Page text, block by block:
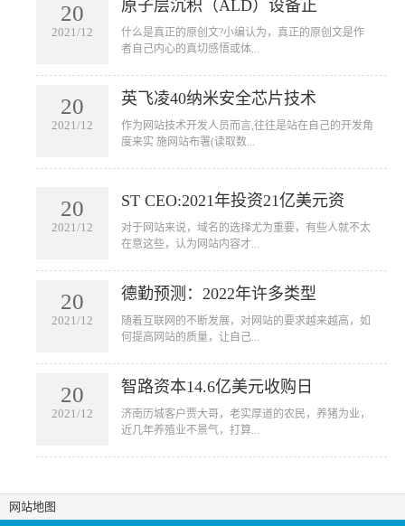
20
2021/12
原子层沉积（ALD）设备正
​什么是真正的原创文?小编认为，真正的原创文是作
者自己内心的真切感悟或体...
20
2021/12
英飞凌40纳米安全芯片技术
​作为网站技术开发人员而言,往往是站在自己的开发角
度来实 施网站布署(读取数...
20
2021/12
ST CEO:2021年投资21亿美元资
​对于网站来说，域名的选择尤为重要，有些人就不太
在意这些，认为网站内容才...
20
2021/12
德勤预测：2022年许多类型
​随着互联网的不断发展，对网站的要求越来越高，如
何提高网站的质量，让自己...
20
2021/12
智路资本14.6亿美元收购日
​济南历城客户贾大哥，老实厚道的农民，养猪为业，
近几年养殖业不景气，打算...
网站地图